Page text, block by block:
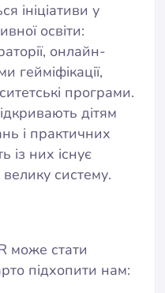
ініціативи у
освіти:
онлайн-
гейміфікації,
програми.
дітям
і практичних
із них існує
велику систему.
може стати
підхопити нам: